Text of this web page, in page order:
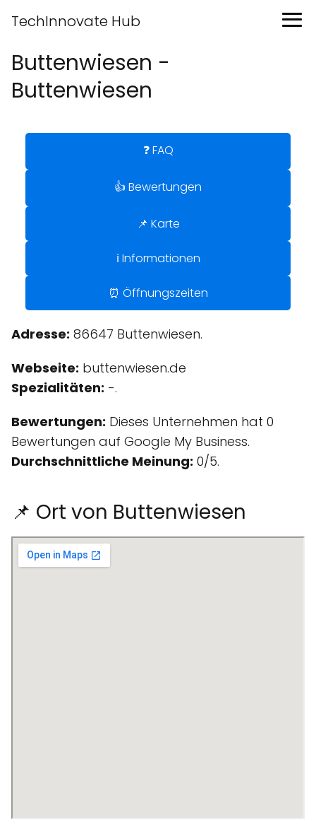
TechInnovate Hub
Buttenwiesen -
Buttenwiesen
❓ FAQ
👍 Bewertungen
📌 Karte
ℹ️ Informationen
⏰ Öffnungszeiten
Adresse: 86647 Buttenwiesen.
Webseite: buttenwiesen.de
Spezialitäten: -.
Bewertungen: Dieses Unternehmen hat 0
Bewertungen auf Google My Business.
Durchschnittliche Meinung: 0/5.
📌 Ort von Buttenwiesen